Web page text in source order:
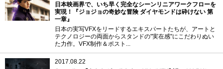
日本映画界で、いち早く完全なシーンリニアワークフローを
実現！『ジョジョの奇妙な冒険 ダイヤモンドは砕けない 第
一章』
日本の実写VFXをリードするエキスパートたちが、アートと
テクノロジーの両面からスタンドの"実在感"にこだわりぬい
た力作。VFX制作＆ポスト...
2017.08.22